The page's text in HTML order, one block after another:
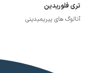
تری فلوریدین
آنالوگ های پیریمیدینی